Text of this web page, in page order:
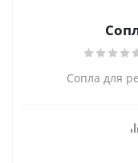
Сопла для